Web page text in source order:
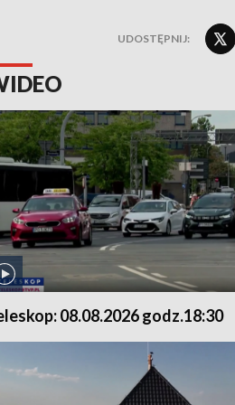
UDOSTĘPNIJ:
08.08.2026 godz.18:30